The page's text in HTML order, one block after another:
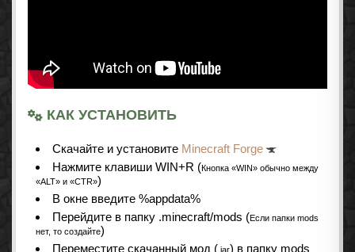
КАК УСТАНОВИТЬ
Cкачайте и установите Minecraft Forge
Нажмите клавиши WIN+R (Кнопка «WIN» обычно между
«ALT» и «CTR»)
В окне введите %appdata%
Перейдите в папку .minecraft/mods (Если папки mods
нет, то создайте)
Переместите скачанный мод ( .jar) в папку mods